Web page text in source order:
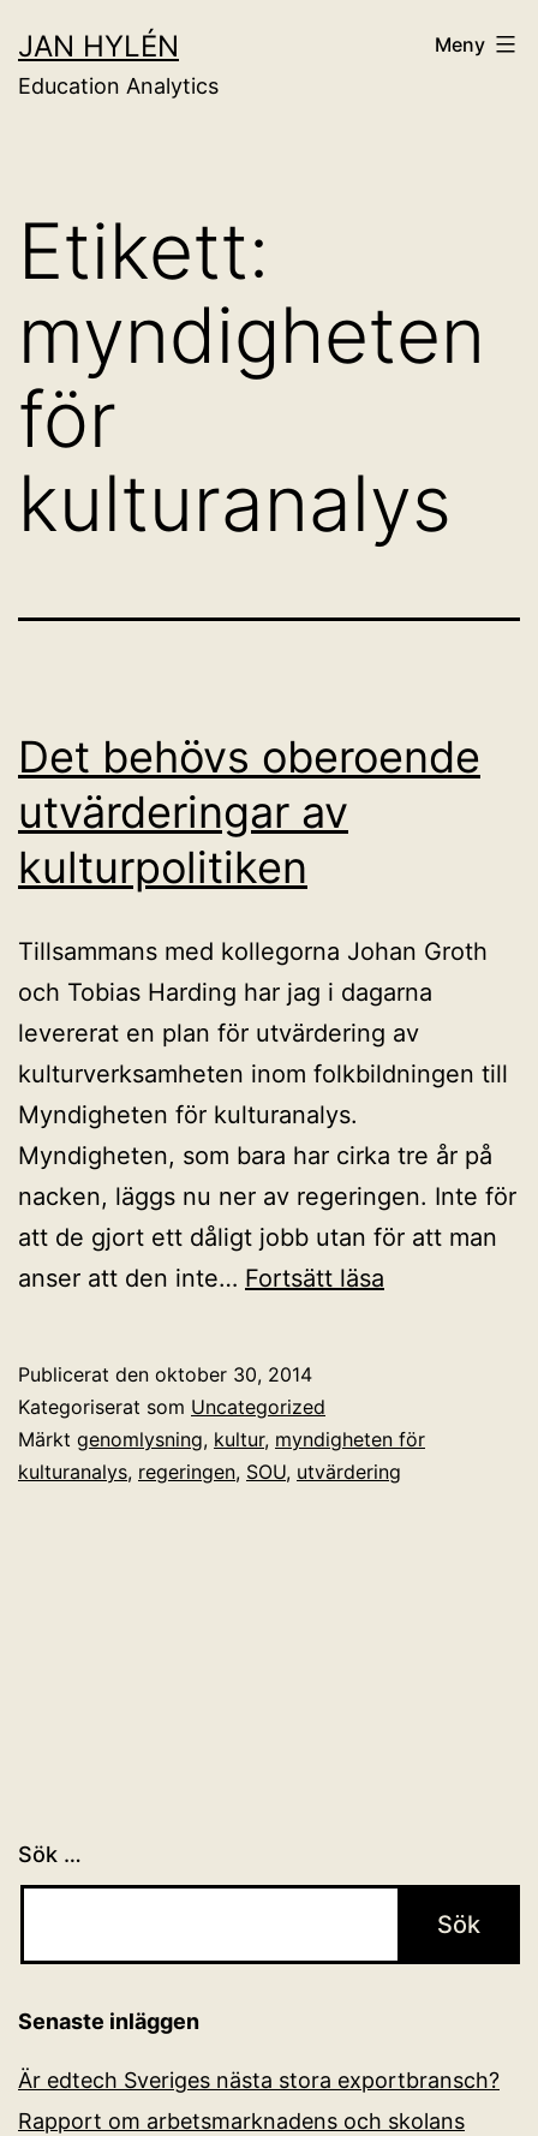
till
innehåll
JAN HYLÉN
Education Analytics
Meny
Etikett:
myndigheten
för
kulturanalys
Det behövs oberoende
utvärderingar av
kulturpolitiken
Tillsammans med kollegorna Johan Groth
och Tobias Harding har jag i dagarna
levererat en plan för utvärdering av
kulturverksamheten inom folkbildningen till
Myndigheten för kulturanalys.
Myndigheten, som bara har cirka tre år på
nacken, läggs nu ner av regeringen. Inte för
att de gjort ett dåligt jobb utan för att man
anser att den inte… Fortsätt läsa
av
Publicerat den oktober 30, 2014
Kategoriserat som Uncategorized
Märkt genomlysning, kultur, myndigheten för
kulturanalys, regeringen, SOU, utvärdering
Sök …
Senaste inläggen
Är edtech Sveriges nästa stora exportbransch?
Rapport om arbetsmarknadens och skolans